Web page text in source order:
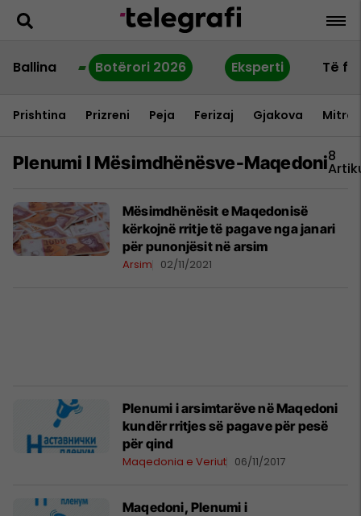
Ballina Botërori 2026 Eksperti Të
Prishtina Prizreni Peja Ferizaj Gjakova
Plenumi I Mësimdhënësve-Maqedoni8
Mësimdhënësit e Maqedonisë
kërkojnë rritje të pagave nga janari
për punonjësit në arsim
Arsim 02/11/2021
Plenumi i arsimtarëve në Maqedoni
kundër rritjes së pagave për pesë
për qind
Maqedonia e Veriut 06/11/2017
Maqedoni, Plenumi i